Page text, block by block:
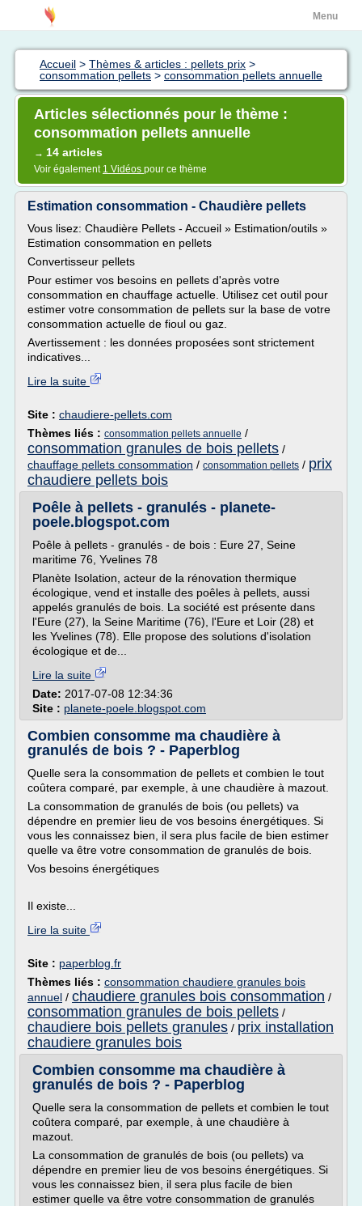
Menu
Accueil > Thèmes & articles : pellets prix >
consommation pellets > consommation pellets annuelle
Articles sélectionnés pour le thème :
consommation pellets annuelle
→ 14 articles
Voir également 1 Vidéos pour ce thème
Estimation consommation - Chaudière pellets
Vous lisez: Chaudière Pellets - Accueil » Estimation/outils »
Estimation consommation en pellets
Convertisseur pellets
Pour estimer vos besoins en pellets d'après votre
consommation en chauffage actuelle. Utilisez cet outil pour
estimer votre consommation de pellets sur la base de votre
consommation actuelle de fioul ou gaz.
Avertissement : les données proposées sont strictement
indicatives...
Lire la suite
Site : chaudiere-pellets.com
Thèmes liés : consommation pellets annuelle /
consommation granules de bois pellets /
chauffage pellets consommation / consommation pellets / prix
chaudiere pellets bois
Poêle à pellets - granulés - planete-
poele.blogspot.com
Poêle à pellets - granulés - de bois : Eure 27, Seine
maritime 76, Yvelines 78
Planète Isolation, acteur de la rénovation thermique
écologique, vend et installe des poêles à pellets, aussi
appelés granulés de bois. La société est présente dans
l'Eure (27), la Seine Maritime (76), l'Eure et Loir (28) et
les Yvelines (78). Elle propose des solutions d'isolation
écologique et de...
Lire la suite
Date: 2017-07-08 12:34:36
Site : planete-poele.blogspot.com
Combien consomme ma chaudière à
granulés de bois ? - Paperblog
Quelle sera la consommation de pellets et combien le tout
coûtera comparé, par exemple, à une chaudière à mazout.
La consommation de granulés de bois (ou pellets) va
dépendre en premier lieu de vos besoins énergétiques. Si
vous les connaissez bien, il sera plus facile de bien estimer
quelle va être votre consommation de granulés de bois.
Vos besoins énergétiques
Il existe...
Lire la suite
Site : paperblog.fr
Thèmes liés : consommation chaudiere granules bois
annuel / chaudiere granules bois consommation /
consommation granules de bois pellets /
chaudiere bois pellets granules / prix installation
chaudiere granules bois
Combien consomme ma chaudière à
granulés de bois ? - Paperblog
Quelle sera la consommation de pellets et combien le tout
coûtera comparé, par exemple, à une chaudière à
mazout.
La consommation de granulés de bois (ou pellets) va
dépendre en premier lieu de vos besoins énergétiques. Si
vous les connaissez bien, il sera plus facile de bien
estimer quelle va être votre consommation de granulés